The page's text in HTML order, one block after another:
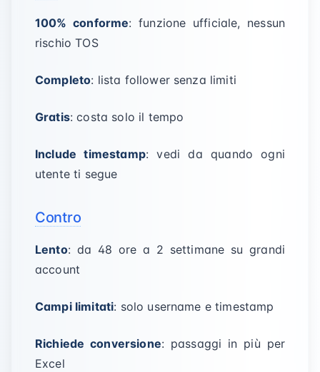
100% conforme: funzione ufficiale, nessun
rischio TOS
Completo: lista follower senza limiti
Gratis: costa solo il tempo
Include timestamp: vedi da quando ogni
utente ti segue
Contro
Lento: da 48 ore a 2 settimane su grandi
account
Campi limitati: solo username e timestamp
Richiede conversione: passaggi in più per
Excel